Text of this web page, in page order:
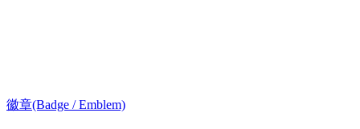
徽章(Badge / Emblem)